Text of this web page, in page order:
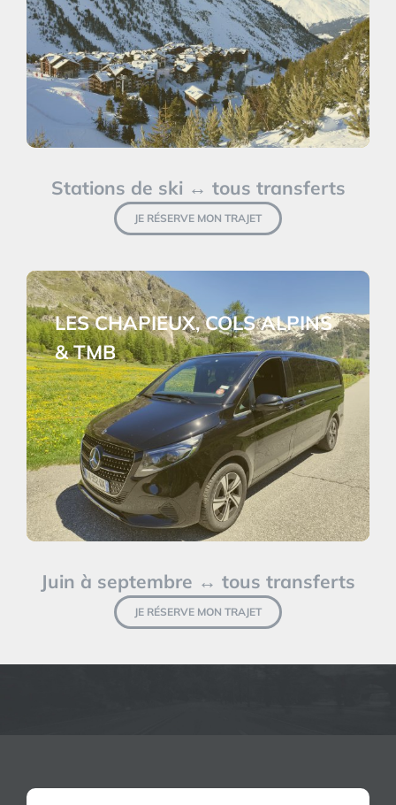
Stations de ski ↔ tous transferts
JE RÉSERVE MON TRAJET
LES CHAPIEUX, COLS ALPINS
& TMB
Juin à septembre ↔ tous transferts
JE RÉSERVE MON TRAJET